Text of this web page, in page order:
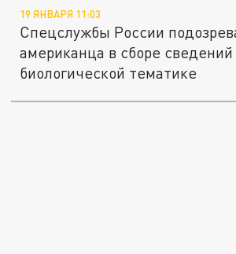
19 ЯНВАРЯ 11:03
Спецслужбы России
американца в сборе сведений
биологической тематике